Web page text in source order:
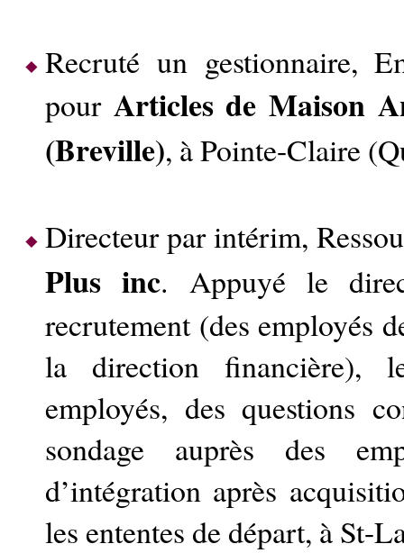
Recruté un gestionnaire,
pour Articles de Maison
(Breville), à Pointe-Claire
Directeur par intérim,
Plus inc. Appuyé le
recrutement (des employés
la direction financière),
employés, des questions
sondage auprès des
d’intégration après
les ententes de départ, à St-